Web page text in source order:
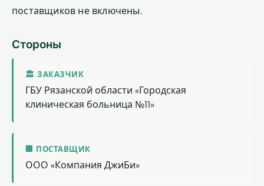
поставщиков не включены.
Стороны
🏛 ЗАКАЗЧИК
ГБУ Рязанской области «Городская
клиническая больница №11»
🏢 ПОСТАВЩИК
ООО «Компания ДжиБи»